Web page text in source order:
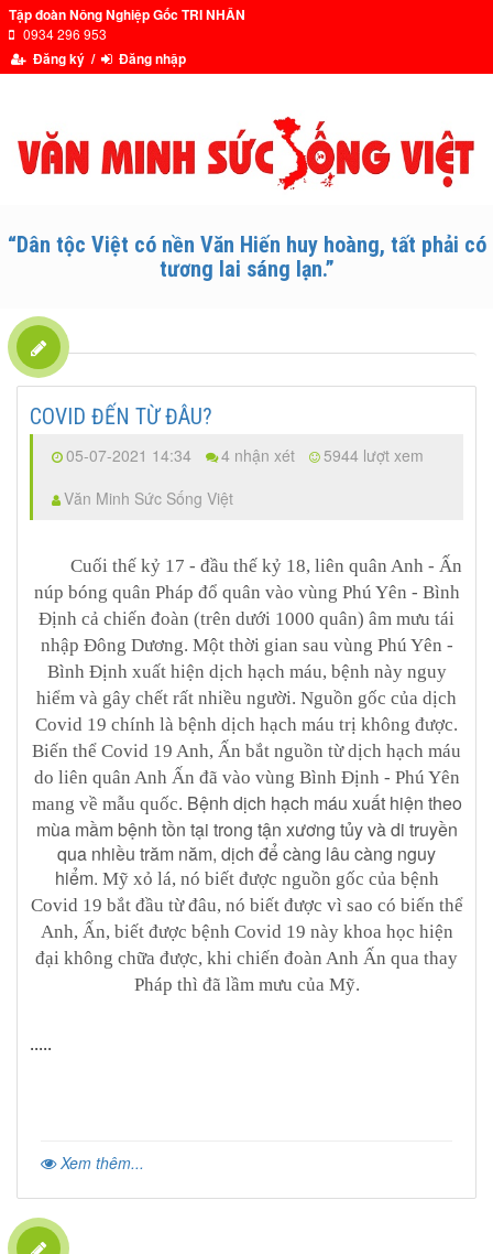
Tập đoàn Nông Nghiệp Gốc TRI NHÂN
0934 296 953
Đăng ký / Đăng nhập
“Dân tộc Việt có nền Văn Hiến huy hoàng, tất phải có
tương lai sáng lạn.”
COVID ĐẾN TỪ ĐÂU?
05-07-2021 14:34 4 nhận xét
5944 lượt xem
Văn Minh Sức Sống Việt
Cuối thế kỷ 17 - đầu thế kỷ 18, liên quân Anh - Ấn
núp bóng quân Pháp đổ quân vào vùng Phú Yên - Bình
Định cả chiến đoàn (trên dưới 1000 quân) âm mưu tái
nhập Đông Dương. Một thời gian sau vùng Phú Yên -
Bình Định xuất hiện dịch hạch máu, bệnh này nguy
hiểm và gây chết rất nhiều người. Nguồn gốc của dịch
Covid 19 chính là bệnh dịch hạch máu trị không được.
Biến thể Covid 19 Anh, Ấn bắt nguồn từ dịch hạch máu
do liên quân Anh Ấn đã vào vùng Bình Định - Phú Yên
mang về mẫu quốc. Bệnh dịch hạch máu xuất hiện theo
mùa mầm bệnh tồn tại trong tận xương tủy và di truyền
qua nhiều trăm năm, dịch để càng lâu càng nguy
hiểm. Mỹ xỏ lá, nó biết được nguồn gốc của bệnh
Covid 19 bắt đầu từ đâu, nó biết được vì sao có biến thể
Anh, Ấn, biết được bệnh Covid 19 này khoa học hiện
đại không chữa được, khi chiến đoàn Anh Ấn qua thay
Pháp thì đã lầm mưu của Mỹ.
.....
Xem thêm...